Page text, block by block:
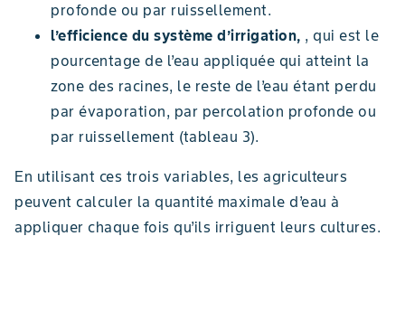
profonde ou par ruissellement.
l’efficience du système d’irrigation, , qui est le
pourcentage de l’eau appliquée qui atteint la
zone des racines, le reste de l’eau étant perdu
par évaporation, par percolation profonde ou
par ruissellement (tableau 3).
En utilisant ces trois variables, les agriculteurs
peuvent calculer la quantité maximale d’eau à
appliquer chaque fois qu’ils irriguent leurs cultures.